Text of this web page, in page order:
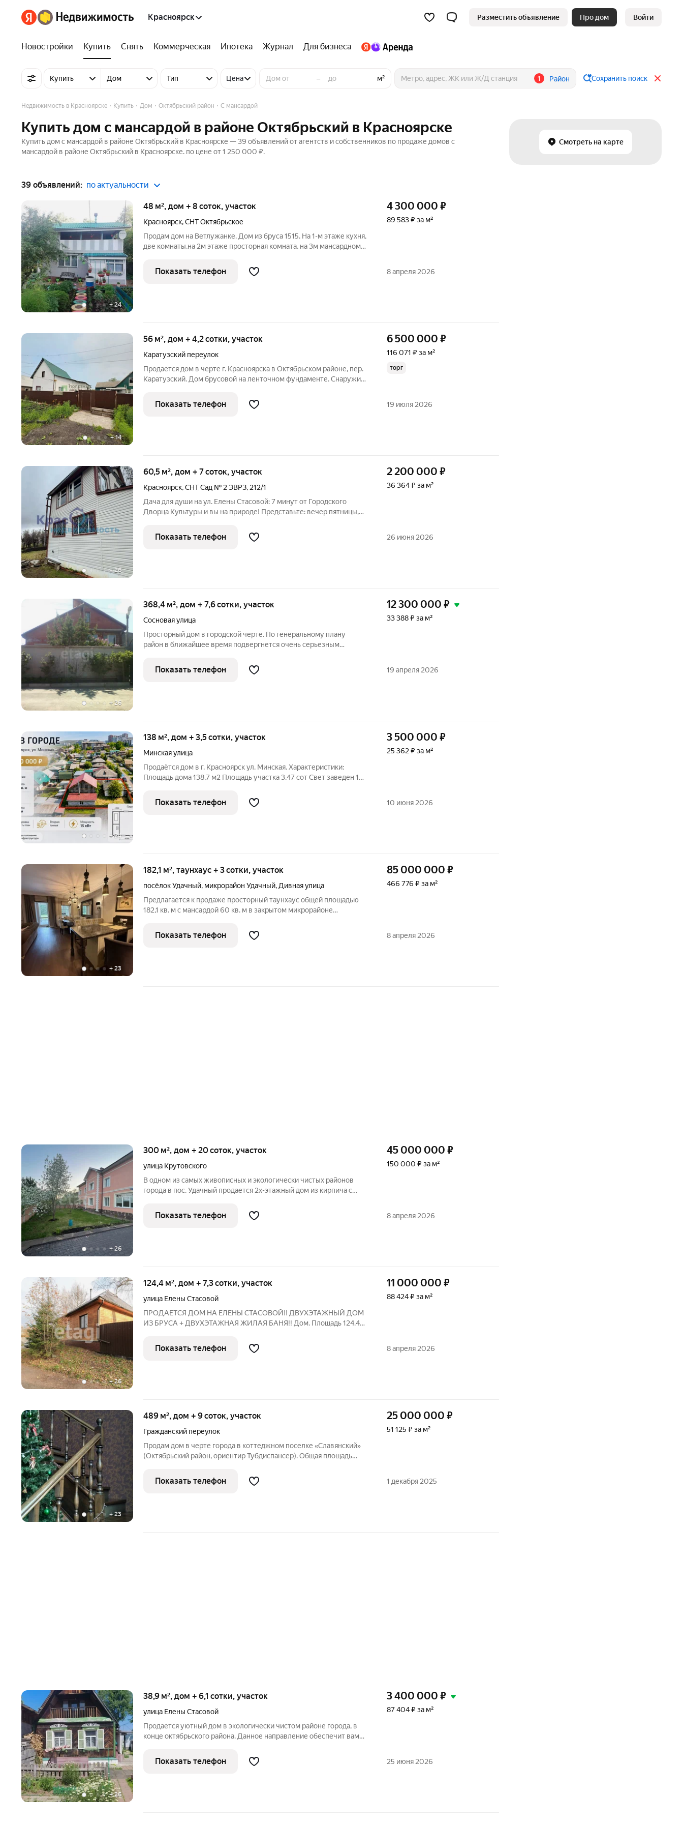
Красноярск Разместить объявление Про дом Войти
Новостройки Купить Снять Коммерческая Ипотека Журнал Для бизнеса
Купить Дом Тип Цена – м² 1 Район Сохранить поиск
Смотреть на карте
Недвижимость в Красноярске Купить Дом Октябрьский район С мансардой
Купить дом с мансардой в районе Октябрьский в Красноярске
Купить дом с мансардой в районе Октябрьский в Красноярске — 39 объявлений от агентств и собственников по продаже домов с
мансардой в районе Октябрьский в Красноярске. по цене от 1 250 000 ₽.
39 объявлений: по актуальности
+24
48 м², дом + 8 соток, участок
Красноярск,СНТ Октябрьское
Продам дом на Ветлужанке. Дом из бруса 1515. На 1-м этаже кухня,
две комнаты,на 2м этаже просторная комната, на 3м мансардном
контейнера, гараж, беседка, погреб, скважина, тупиковый участок,
4 300 000 ₽
89 583 ₽ за м²
Показать телефон 8 апреля 2026
+14
56 м², дом + 4,2 сотки, участок
Каратузский переулок
Продается дом в черте г. Красноярска в Октябрьском районе, пер.
Каратузский. Дом брусовой на ленточном фундаменте. Снаружи
расположены: две комнаты, кухня-прихожая, совмещенный
санузел,
6 500 000 ₽
116 071 ₽ за м²
торг
Показать телефон 19 июля 2026
+26
60,5 м², дом + 7 соток, участок
Красноярск,СНТ Сад № 2 ЭВРЗ, 212/1
Дача для души на ул. Елены Стасовой: 7 минут от Городского
Дворца Культуры и вы на природе! Представьте: вечер пятницы,
пробки. А вы спустя всего 7 минут после работы уже
растапливаете
2 200 000 ₽
36 364 ₽ за м²
Показать телефон 26 июня 2026
+ 26
368,4 м², дом + 7,6 сотки, участок
Сосновая улица
Просторный дом в городской черте. По генеральному плану
район в ближайшее время подвергнется очень серьезным
автодорога. Рядом строится новый микрорайон Юдинский. В
непосредственной близости все
12 300 000 ₽
33 388 ₽ за м²
Показать телефон 19 апреля 2026
+24
138 м², дом + 3,5 сотки, участок
Минская улица
Продаётся дом в г. Красноярск ул. Минская. Характеристики:
Площадь дома 138,7 м2 Площадь участка 3.47 сот Свет заведен 15
3 500 000 ₽
25 362 ₽ за м²
Показать телефон 10 июня 2026
+ 23
182,1 м², таунхаус + 3 сотки, участок
посёлок Удачный, микрорайон Удачный, Дивная улица
Предлагается к продаже просторный таунхаус общей площадью
182,1 кв. м с мансардой 60 кв. м в закрытом микрорайоне
дорог, с непосредственной близостью к лесному массиву и озеру.
Территория
85 000 000 ₽
466 776 ₽ за м²
Показать телефон 8 апреля 2026
+26
300 м², дом + 20 соток, участок
улица Крутовского
В одном из самых живописных и экологически чистых районов
города в пос. Удачный продается 2х-этажный дом из кирпича с
с продуманным планировочным решением. Общая площадь 300
кв м. Отопление
45 000 000 ₽
150 000 ₽ за м²
Показать телефон 8 апреля 2026
+26
124,4 м², дом + 7,3 сотки, участок
улица Елены Стасовой
ПРОДАЕТСЯ ДОМ НА ЕЛЕНЫ СТАСОВОЙ!! ДВУХЭТАЖНЫЙ ДОМ
ИЗ БРУСА + ДВУХЭТАЖНАЯ ЖИЛАЯ БАНЯ!! Дом. Площадь 124.4
летом городская вода. На первом этаже две комнаты, кухня и сан
узел. Второй этаж -
11 000 000 ₽
88 424 ₽ за м²
Показать телефон 8 апреля 2026
+23
489 м², дом + 9 соток, участок
Гражданский переулок
Продам дом в черте города в коттеджном поселке «Славянский»
(Октябрьский район, ориентир Тубдиспансер). Общая площадь
постройки дома 2012, фактически проживают в нем с 2017 года.
25 000 000 ₽
51 125 ₽ за м²
Показать телефон 1 декабря 2025
+26
38,9 м², дом + 6,1 сотки, участок
улица Елены Стасовой
Продается уютный дом в экологически чистом районе города, в
конце октябрьского района. Данное направление обеспечит вам
расположен в 30 минутах езды от центра города, до въезда в снт
проложена
3 400 000 ₽
87 404 ₽ за м²
Показать телефон 25 июня 2026